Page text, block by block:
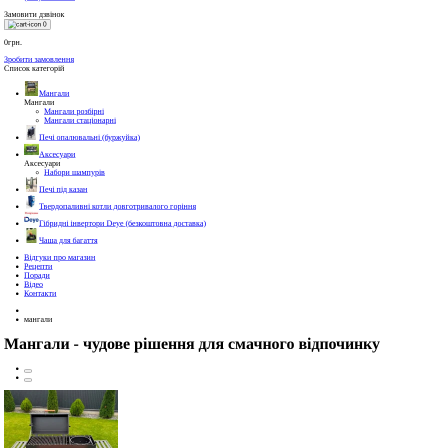
Замовити дзвінок
0
0грн.
Зробити замовлення
Список категорій
Мангали
Мангали
Мангали розбірні
Мангали стаціонарні
Печі опалювальні (буржуйка)
Аксесуари
Аксесуари
Набори шампурів
Печі під казан
Твердопаливні котли довготривалого горіння
Гібридні інвертори Deye (безкоштовна доставка)
Чаша для багаття
Відгуки про магазин
Рецепти
Поради
Відео
Контакти
мангали
Мангали - чудове рішення для смачного відпочинку